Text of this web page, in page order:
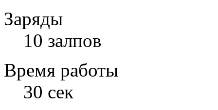
Заряды
10 залпов
Время работы
30 сек